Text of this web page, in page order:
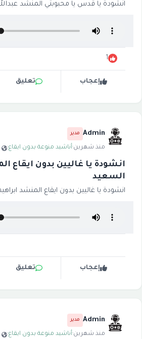
انشودة يا قدس يا محبوبتي المنشد
1
إعجاب تعليق
Admin مدير
منذ شهرين·أناشيد منوعة بدون ايقاع·
انشودة يا غاليين بدون ايقاع
السعيد
انشودة يا غاليين بدون ايقاع المنشد
إعجاب تعليق
Admin مدير
منذ شهرين·أناشيد منوعة بدون ايقاع·